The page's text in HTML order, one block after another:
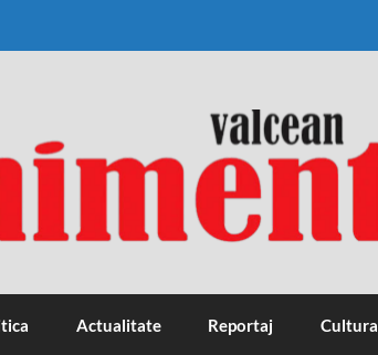
Actualitate Reportaj Cultura